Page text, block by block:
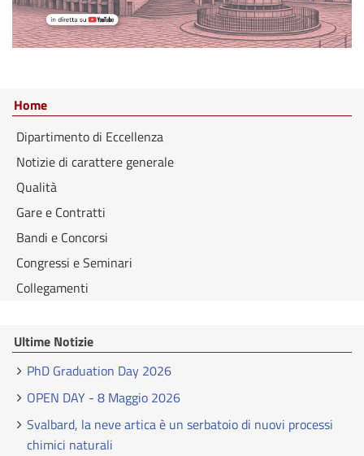
Home
Dipartimento di Eccellenza
Notizie di carattere generale
Qualità
Gare e Contratti
Bandi e Concorsi
Congressi e Seminari
Collegamenti
Ultime Notizie
PhD Graduation Day 2026
OPEN DAY - 8 Maggio 2026
Svalbard, la neve artica è un serbatoio di nuovi processi
chimici naturali